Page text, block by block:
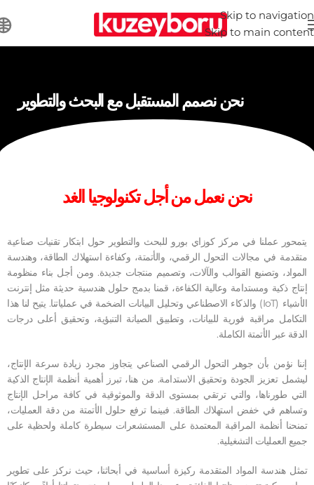
Skip to navigation
Skip to main content
نحن نصمم المستقبل مع البحث والتطوير
نحن نعمل من أجل تكنولوجيا الغد
يتمحور عملنا في مركز كوزاي بورو للبحث والتطوير حول ابتكار تقنيات صناعية
متقدمة في مجالات التحول الرقمي، والأتمتة، وكفاءة استهلاك الطاقة، وهندسة
المواد، وتصنيع القوالب والآلات، وتصميم منتجات جديدة. ومن أجل بناء منظومة
إنتاج ذكية ومستدامة وعالية الكفاءة، قمنا بدمج حلول هندسية حديثة مثل إنترنت
الأشياء (IoT) والذكاء الاصطناعي وتحليل البيانات الضخمة في عملياتنا. يتيح لنا هذا
التكامل مراقبة فورية للبيانات، وتطبيق الصيانة التنبؤية، وتحقيق أعلى درجات
الدقة عبر الأتمتة الكاملة.
إننا نؤمن بأن جوهر التحول الرقمي الصناعي يتجاوز مجرد زيادة سرعة الإنتاج،
ليشمل تعزيز الجودة وتحقيق الاستدامة. من هنا، تبرز أهمية أنظمة الإنتاج الذكية
التي طورناها، والتي ترتقي بمستوى الدقة والموثوقية في كافة مراحل الإنتاج
وتساهم في خفض استهلاك الطاقة. فبينما ترفع حلول الأتمتة من دقة العمليات،
تمنحنا أنظمة المراقبة المعتمدة على المستشعرات سيطرة كاملة ولحظية على
جميع العمليات التشغيلية.
تمثل هندسة المواد المتقدمة ركيزة أساسية في أبحاثنا، حيث نركز على تطوير